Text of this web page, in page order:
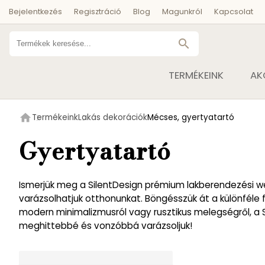
Bejelentkezés Regisztráció Blog Magunkról Kapcsolat
search
TERMÉKEINK
homeTermékeinkLakás dekorációkMécses, gyertyatartó
Gyertyatartó
Ismerjük meg a SilentDesign prémium lakberendezési
varázsolhatjuk otthonunkat. Böngésszük át a
modern minimalizmusról vagy rusztikus melegségről,
meghittebbé és vonzóbbá varázsoljuk!